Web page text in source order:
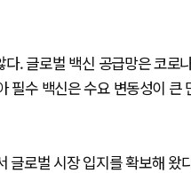
. 글로벌 백신 공급망은 코
필수 백신은 수요 변동성이
글로벌 시장 입지를 확보해